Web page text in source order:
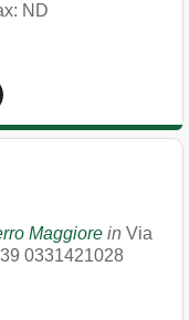
ND
Maggiore in Via
0331421028